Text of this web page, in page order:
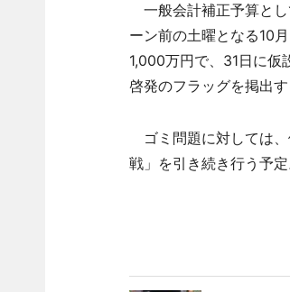
一般会計補正予算と
ーン前の土曜となる10
1,000万円で、31日に仮
啓発のフラッグを掲出す
ゴミ問題に対しては、
戦」を引き続き行う予定